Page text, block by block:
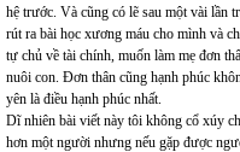
hệ trước. Và cũng có lẽ sau một vài lần
rút ra bài học xương máu cho mình và
tự chủ về tài chính, muốn làm mẹ đơn
nuôi con. Đơn thân cũng hạnh phúc
yên là điều hạnh phúc nhất.
Dĩ nhiên bài viết này tôi không cổ xúy
hơn một người nhưng nếu gặp được